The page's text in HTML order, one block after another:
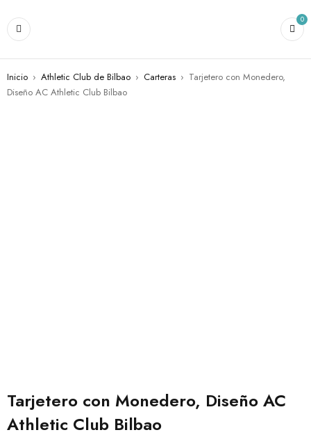
0
Inicio › Athletic Club de Bilbao › Carteras › Tarjetero con Monedero,
Diseño AC Athletic Club Bilbao
Tarjetero con Monedero, Diseño AC
Athletic Club Bilbao